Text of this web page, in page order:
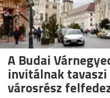
A Budai
invitálnak
városrész